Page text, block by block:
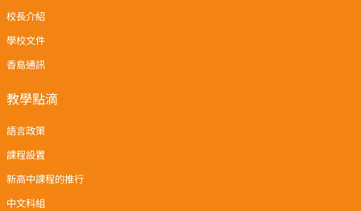
校長介紹
學校文件
香島通訊
教學點滴
語言政策
課程設置
新高中課程的推行
中文科組